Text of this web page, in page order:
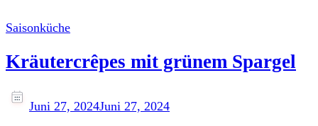
Saisonküche
Kräutercrêpes mit grünem Spargel
Juni 27, 2024Juni 27, 2024